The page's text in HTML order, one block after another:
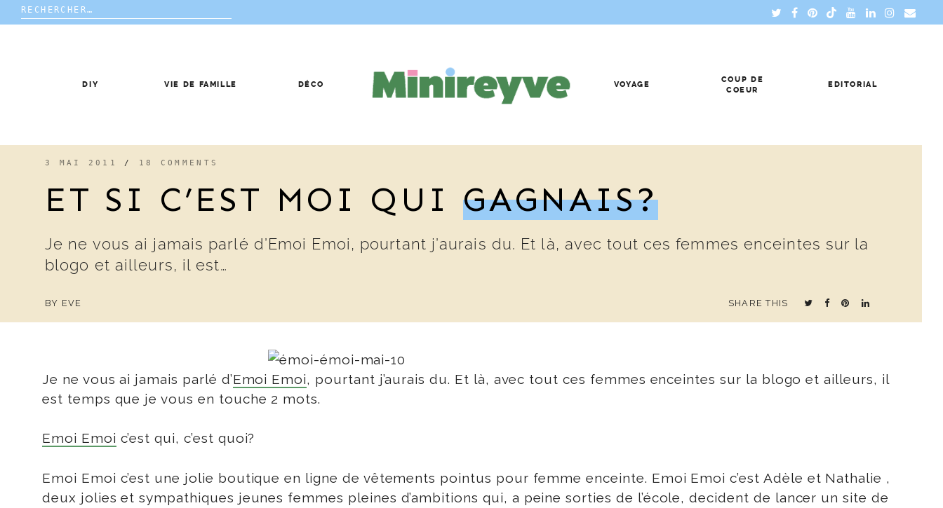
Rechercher :
DIY VIE DE FAMILLE DÉCO VOYAGE
COUP DE
COEUR
EDITORIAL
3 MAI 2011 / 18 COMMENTS
ET SI C’EST MOI QUI GAGNAIS?
Je ne vous ai jamais parlé d’Emoi Emoi, pourtant j’aurais du. Et là, avec tout ces femmes enceintes sur la
blogo et ailleurs, il est…
BY EVE SHARE THIS
Je ne vous ai jamais parlé d’Emoi Emoi, pourtant j’aurais du. Et là, avec tout ces femmes enceintes sur la blogo et ailleurs, il
est temps que je vous en touche 2 mots.
Emoi Emoi c’est qui, c’est quoi?
Emoi Emoi c’est une jolie boutique en ligne de vêtements pointus pour femme enceinte. Emoi Emoi c’est Adèle et Nathalie ,
deux jolies et sympathiques jeunes femmes pleines d’ambitions qui, a peine sorties de l’école, decident de lancer un site de